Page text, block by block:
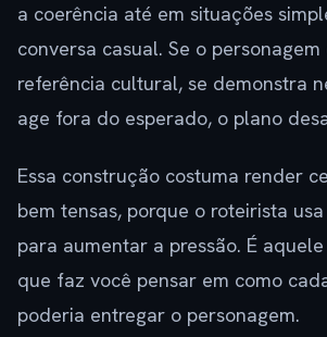
a coerência até em situações
conversa casual. Se o
referência cultural, se demonstra
age fora do esperado, o plano
Essa construção costuma render
bem tensas, porque o roteirista
para aumentar a pressão. É
que faz você pensar em como
poderia entregar o personagem.